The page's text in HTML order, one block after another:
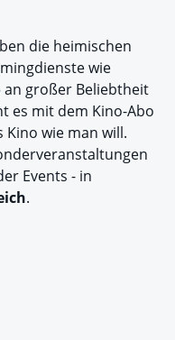
die heimischen
wie
an großer Beliebtheit
es mit dem Kino-Abo
Kino wie man will.
Events - in
.